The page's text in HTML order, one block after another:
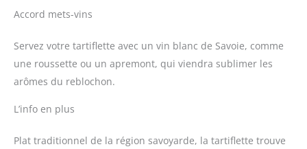
Accord mets-vins
Servez votre tartiflette avec un vin blanc de Savoie, comme
une roussette ou un apremont, qui viendra sublimer les
arômes du reblochon.
L’info en plus
Plat traditionnel de la région savoyarde, la tartiflette trouve